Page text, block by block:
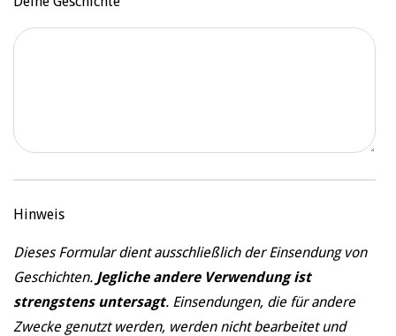
Hinweis
Dieses Formular dient ausschließlich der Einsendung von
Geschichten. Jegliche andere Verwendung ist
strengstens untersagt. Einsendungen, die für andere
Zwecke genutzt werden, werden nicht bearbeitet und